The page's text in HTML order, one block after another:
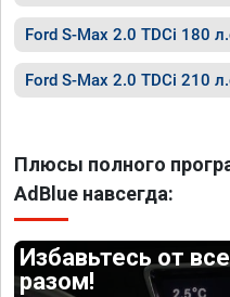
Ford S-Max 2.0 TDCi 180
Ford S-Max 2.0 TDCi 210
Плюсы полного
AdBlue навсегда:
Избавьтесь от
разом!